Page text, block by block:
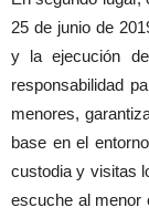
25 de junio de
y la ejecución
responsabilidad
menores,
base en el
custodia y visitas
escuche al menor